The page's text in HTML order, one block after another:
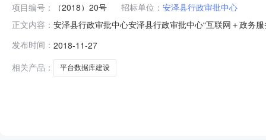
项目编号：
（2018）20号 招标单位： 安泽县行政审批中心
正文内容： 安泽县行政审批中心安泽县行政审批中心“互联网＋政务
(2018)20号4.专家论证意见表：一、项目信息项目名称
的唯一
发布时间： 2018-11-27
相关产品：
平台数据库建设